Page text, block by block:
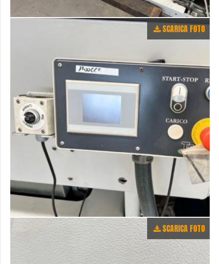
SCARICA FOTO
SCARICA FOTO